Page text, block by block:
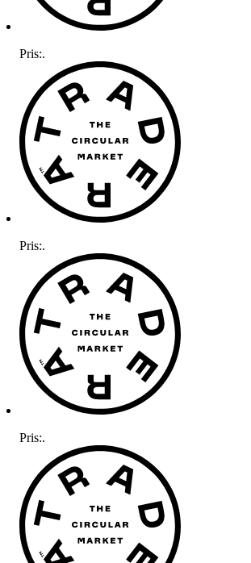
Pris:.
Pris:.
Pris:.